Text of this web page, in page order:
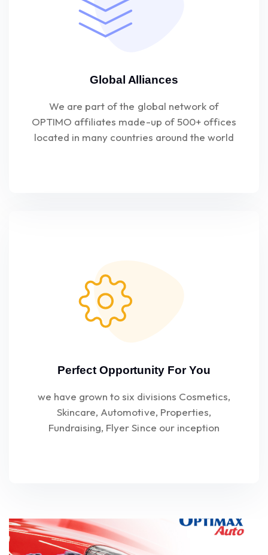
Global Alliances
We are part of the global network of
OPTIMO affiliates made-up of 500+ offices
located in many countries around the world
Perfect Opportunity For You
we have grown to six divisions Cosmetics,
Skincare, Automotive, Properties,
Fundraising, Flyer Since our inception